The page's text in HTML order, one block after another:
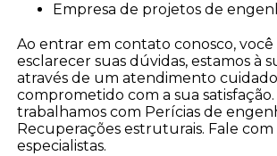
empresa de projetos de
Ao entrar em contato conosco, você
esclarecer suas dúvidas, estamos à
através de um atendimento
comprometido com a sua
trabalhamos com Perícias de
Recuperações estruturais. Fale com
especialistas.